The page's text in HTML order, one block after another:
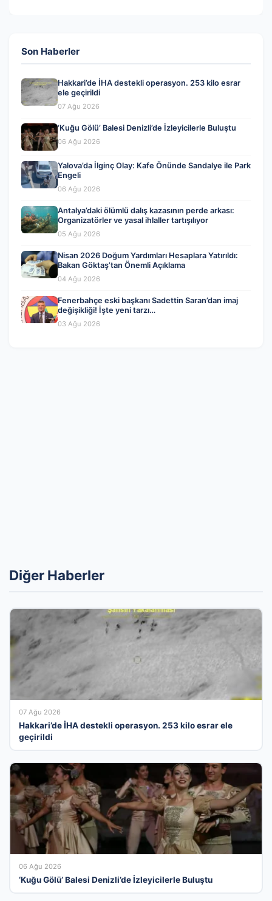
Son Haberler
Hakkari’de İHA destekli operasyon. 253 kilo esrar
ele geçirildi
07 Ağu 2026
‘Kuğu Gölü’ Balesi Denizli’de İzleyicilerle Buluştu
06 Ağu 2026
Yalova’da İlginç Olay: Kafe Önünde Sandalye ile Park
Engeli
06 Ağu 2026
Antalya’daki ölümlü dalış kazasının perde arkası:
Organizatörler ve yasal ihlaller tartışılıyor
05 Ağu 2026
Nisan 2026 Doğum Yardımları Hesaplara Yatırıldı:
Bakan Göktaş’tan Önemli Açıklama
04 Ağu 2026
Fenerbahçe eski başkanı Sadettin Saran’dan imaj
değişikliği! İşte yeni tarzı…
03 Ağu 2026
Diğer Haberler
07 Ağu 2026
Hakkari’de İHA destekli operasyon. 253 kilo esrar ele
geçirildi
06 Ağu 2026
‘Kuğu Gölü’ Balesi Denizli’de İzleyicilerle Buluştu